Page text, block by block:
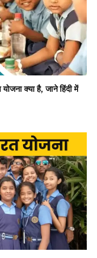
क्या है, जाने हिंदी में